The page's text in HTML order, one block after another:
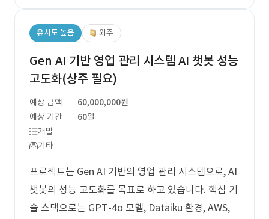
유사도 높음 외주
Gen AI 기반 영업 관리 시스템 AI 챗봇 성능
고도화(상주 필요)
예상 금액
60,000,000원
예상 기간
60일
개발
기타
프로젝트는 Gen AI 기반의 영업 관리 시스템으로, AI
챗봇의 성능 고도화를 목표로 하고 있습니다. 핵심 기
술 스택으로는 GPT-4o 모델, Dataiku 환경, AWS,